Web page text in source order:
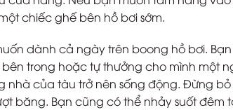
chiếc ghế bên hồ bơi sớm.
dành cả ngày trên boong hồ bơi.
trong hoặc tự thưởng cho mình một
nhà của tàu trở nên sống động. Đừng bỏ
băng. Bạn cũng có thể nhảy suốt đêm